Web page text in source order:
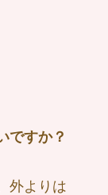
ですか？
外よりは